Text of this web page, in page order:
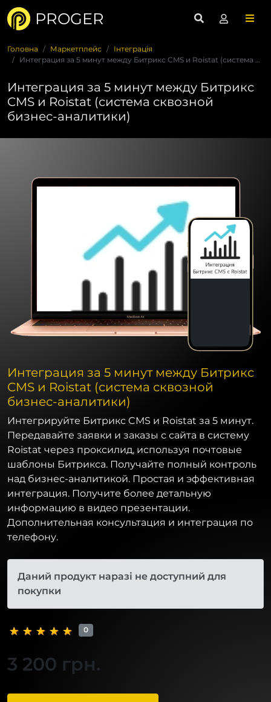
PROGER
Головна Маркетплейс
Інтеграція
Интеграция за 5 минут между Битрикс CMS и Roistat (система с...
Интеграция за 5 минут между Битрикс
CMS и Roistat (система сквозной
бизнес-аналитики)
Интеграция за 5 минут между Битрикс
CMS и Roistat (система сквозной
бизнес-аналитики)
Интегрируйте Битрикс CMS и Roistat за 5 минут.
Передавайте заявки и заказы с сайта в систему
Roistat через проксилид, используя почтовые
шаблоны Битрикса. Получайте полный контроль
над бизнес-аналитикой. Простая и эффективная
интеграция. Получите более детальную
информацию в видео презентации.
Дополнительная консультация и интеграция по
телефону.
Даний продукт наразі не доступний для
покупки
0
3 200 грн.